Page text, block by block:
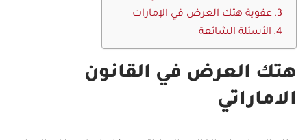
عقوبة هتك العرض في الإمارات
الأسئلة الشائعة
هتك العرض في القانون
الاماراتي